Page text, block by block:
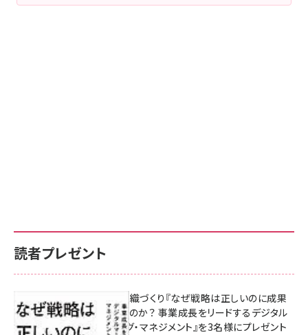
読者プレゼント
成果を生む組織づくり『なぜ戦略は正しいのに成果
があがらないのか？ 事業成長をリードするデジタル
マーケティング・マネジメント』を3名様にプレゼント